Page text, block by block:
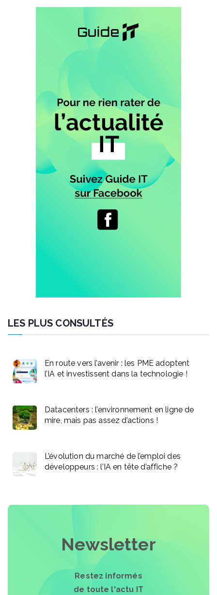
LES PLUS CONSULTÉS
En route vers l’avenir : les PME adoptent
l’IA et investissent dans la technologie !
Datacenters : l’environnement en ligne de
mire, mais pas assez d’actions !
L’évolution du marché de l’emploi des
développeurs : l’IA en tête d’affiche ?
Newsletter
Restez informés
de toute l'actu IT